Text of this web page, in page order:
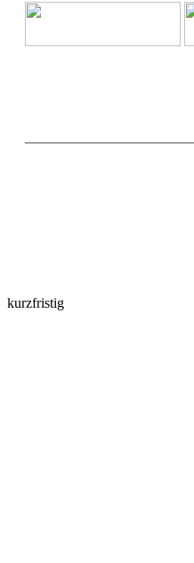
kurzfristig